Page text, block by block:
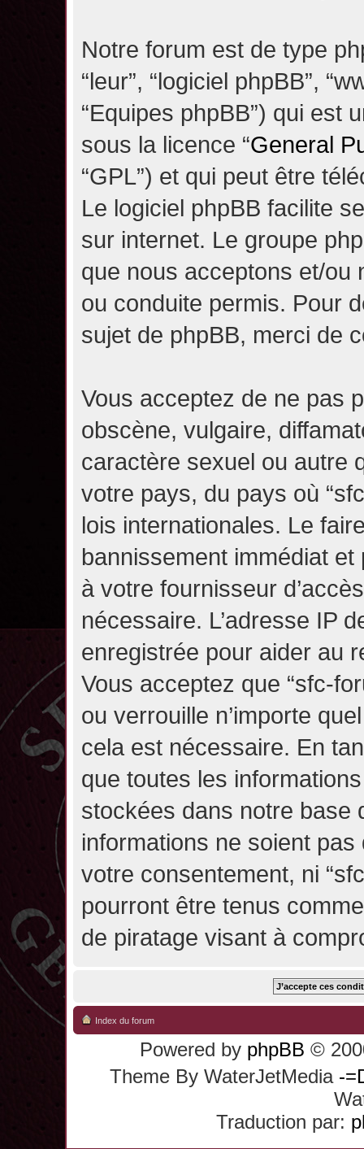
Notre forum est de type
“leur”, “logiciel phpBB”,
“Equipes phpBB”) qui est
sous la licence “General
“GPL”) et qui peut être
Le logiciel phpBB facilite
sur internet. Le groupe
que nous acceptons et/ou
ou conduite permis. Pour
sujet de phpBB, merci de
Vous acceptez de ne pas
obscène, vulgaire,
caractère sexuel ou autre
votre pays, du pays où
lois internationales. Le
bannissement immédiat
à votre fournisseur
nécessaire. L’adresse IP
enregistrée pour aider au
Vous acceptez que “sfc-
ou verrouille n’importe
cela est nécessaire. En
que toutes les
stockées dans notre base
informations ne soient
votre consentement, ni
pourront être tenus
de piratage visant à
Index du forum
Powered by phpBB ©
Theme By WaterJetMedia -
Traduction par: